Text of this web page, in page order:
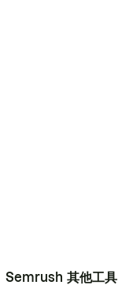
Semrush 其他工具